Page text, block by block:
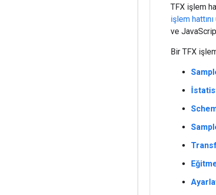
TFX işlem
işlem hattını
ve
Bir TFX